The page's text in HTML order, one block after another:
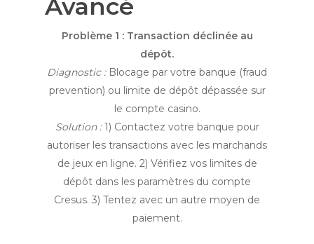
Avancé
Problème 1 : Transaction déclinée au
dépôt.
Diagnostic :Blocage par votre banque (fraud
prevention) ou limite de dépôt dépassée sur
le compte casino.
Solution :1) Contactez votre banque pour
autoriser les transactions avec les marchands
de jeux en ligne. 2) Vérifiez vos limites de
dépôt dans les paramètres du compte
Cresus. 3) Tentez avec un autre moyen de
paiement.